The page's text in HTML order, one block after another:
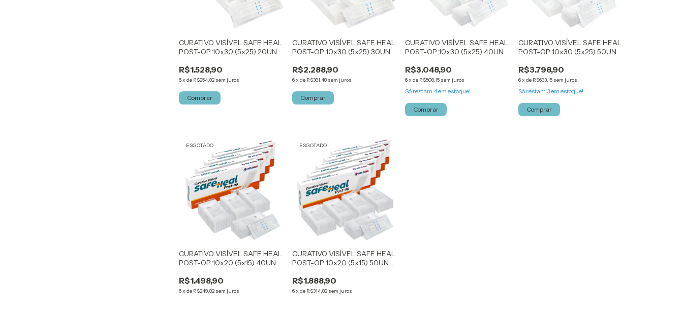
CURATIVO VISÍVEL SAFE HEAL
POST-OP 10x30 (5x25) 20UN
R$1.528,90
6xde R$254,82 sem juros
Comprar
CURATIVO VISÍVEL SAFE HEAL
POST-OP 10x30 (5x25) 30UN
R$2.288,90
6x de R$381,48 sem juros
Comprar
CURATIVO VISÍVEL SAFE HEAL
POST-OP 10x30 (5x25) 40UN
R$3.048,90
6xde R$508,15 sem juros
Só restam4em estoque!
Comprar
CURATIVO VISÍVEL SAFE HEAL
POST-OP 10x30 (5x25) 50UN
R$3.798,90
6x de R$633,15 sem juros
Só restam 3em estoque!
Comprar
ESGOTADO
CURATIVO VISÍVEL SAFE HEAL
POST-OP 10x20 (5x15) 40UN
R$1.498,90
6xde R$249,82 sem juros
ESGOTADO
CURATIVO VISÍVEL SAFE HEAL
POST-OP 10x20 (5x15) 50UN
R$1.888,90
6x de R$314,82 sem juros